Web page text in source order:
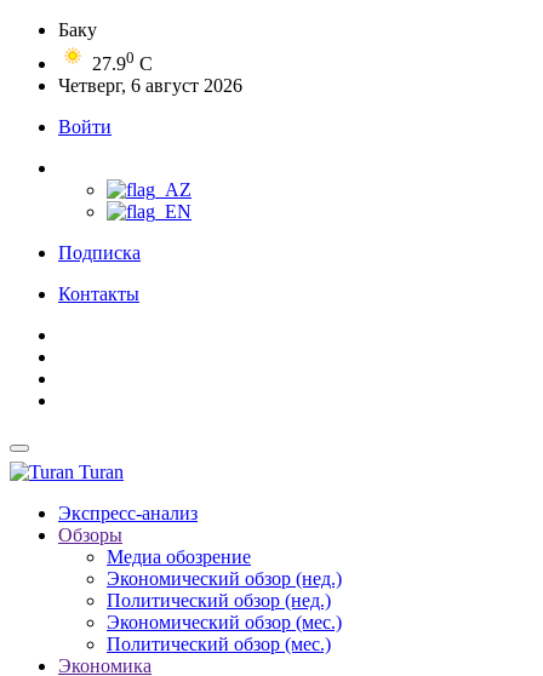
Баку
27.90 C
Четверг, 6 август 2026
Войти
Подписка
Контакты
Turan
Экспресс-анализ
Обзоры
Медиа обозрение
Экономический обзор (нед.)
Политический обзор (нед.)
Экономический обзор (мес.)
Политический обзор (мес.)
Экономика